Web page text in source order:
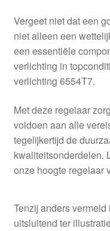
Vergeet niet dat een
niet alleen een
een essentiële
verlichting in
verlichting 6554T7.
Met deze regelaar
voldoen aan alle
tegelijkertijd de
kwaliteitsonderdelen.
onze hoogte regelaar
Tenzij anders
uitsluitend ter